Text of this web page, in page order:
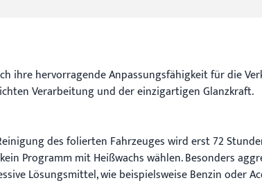
ihre hervorragende Anpassungsfähigkeit für die
Verarbeitung und der einzigartigen Glanzkraft.
des folierten Fahrzeuges wird erst 72
Programm mit Heißwachs wählen. Besonders
Lösungsmittel, wie beispielsweise Benzin oder